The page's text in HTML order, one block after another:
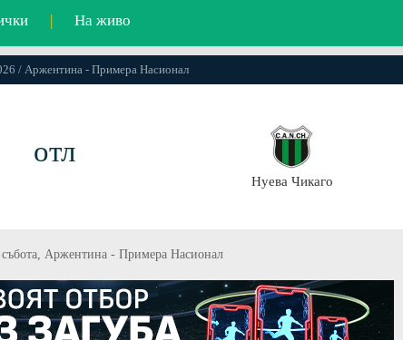
| На живо
/ Аржентина - Примера Насионал
отл
Нуева Чикаго
Аржентина - Примера Насионал